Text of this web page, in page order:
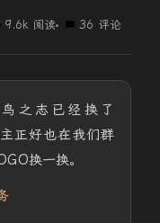
9.6k 阅读 36 评论
之志已经换了
正好也在我们群
换一换。